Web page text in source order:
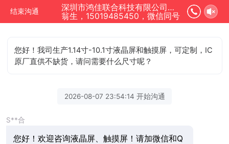
结束沟通
深圳市鸿佳联合科技有限公司正在为您服务
翁生，15019485450，微信同号
您好！我司生产1.14寸-10.1寸液晶屏和触摸屏，可定制，IC
原厂直供不缺货，请问需要什么尺寸呢？
2026-08-07 23:54:14 开始沟通
S**合
您好！欢迎咨询液晶屏、触摸屏！请加微信和Q